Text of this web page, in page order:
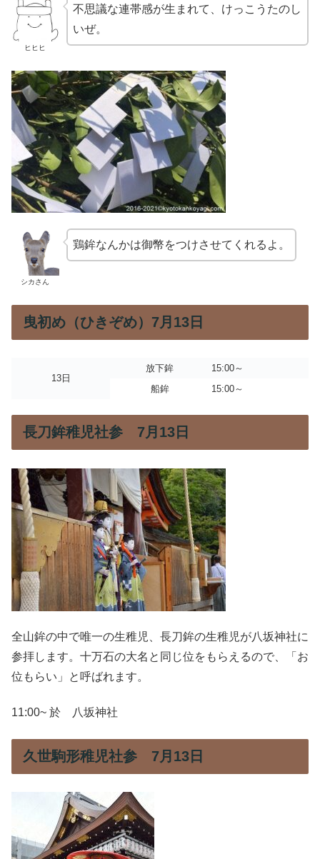
ヒヒヒ
不思議な連帯感が生まれて、けっこうたのし
いぜ。
シカさん
鶏鉾なんかは御幣をつけさせてくれるよ。
曳初め（ひきぞめ）7月13日
13日
放下鉾
15:00～
船鉾
15:00～
長刀鉾稚児社参 7月13日
全山鉾の中で唯一の生稚児、長刀鉾の生稚児が八坂神社に
参拝します。十万石の大名と同じ位をもらえるので、「お
位もらい」と呼ばれます。
11:00~ 於 八坂神社
久世駒形稚児社参 7月13日